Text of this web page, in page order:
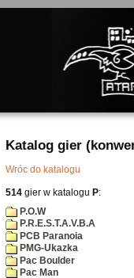
Katalog gier
Wróc do katalogu
514 gier w katalogu P:
P.O.W
P.R.E.S.T.A.V.B.A
PCB Paranoia
PMG-Ukazka
Pac Boulder
Pac Man